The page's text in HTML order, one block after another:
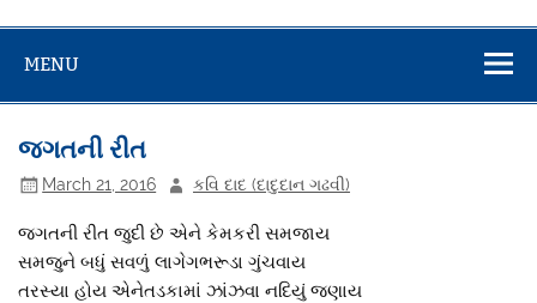
MENU
જગતની રીત
March 21, 2016 કવિ દાદ (દાદુદાન ગઢવી)
જગતની રીત જુદી છે એને કેમકરી સમજાય
સમજુને બધું સવળું લાગેગભરૂડા ગુંચવાય
તરસ્યા હોય એનેતડકામાં ઝાંઝવા નદિયું જણાય